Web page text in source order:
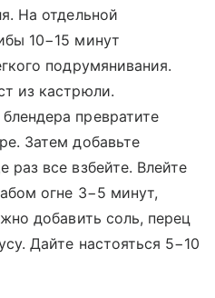
На отдельной
10−15 минут
подрумянивания.
из кастрюли.
превратите
Затем добавьте
все взбейте. Влейте
огне 3−5 минут,
добавить соль, перец
Дайте настояться 5−10